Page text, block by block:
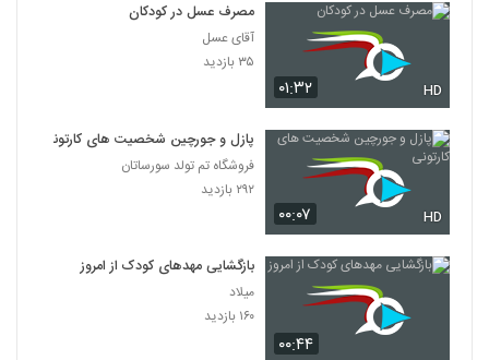
۰۱:۳۲ HD
مصرف عسل در کودکان
آقای عسل
۳۵ بازدید
۰۰:۰۷ HD
پازل و جورچین شخصیت های کارتونی
فروشگاه تم تولد سورساتان
۲۹۲ بازدید
۰۰:۴۴
بازگشایی مهد‌های کودک از امروز
میلاد
۱۶۰ بازدید